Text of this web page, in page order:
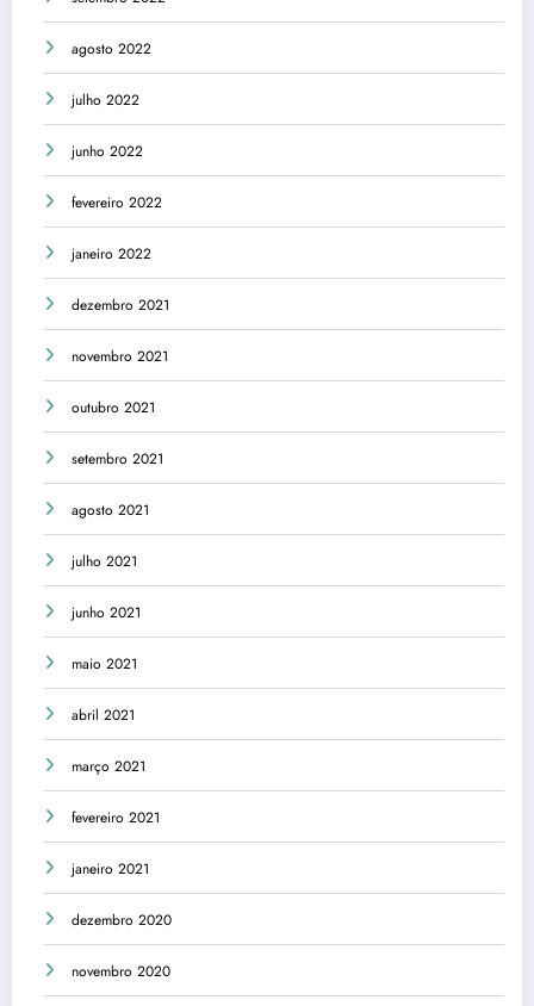
agosto 2022
julho 2022
junho 2022
fevereiro 2022
janeiro 2022
dezembro 2021
novembro 2021
outubro 2021
setembro 2021
agosto 2021
julho 2021
junho 2021
maio 2021
abril 2021
março 2021
fevereiro 2021
janeiro 2021
dezembro 2020
novembro 2020